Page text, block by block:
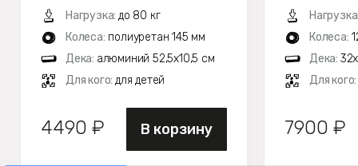
Нагрузка: до 80 кг
Колеса: полиуретан 145 мм
Дека: алюминий 52,5х10,5 см
Для кого: для детей
4490 ₽ В корзину
Колеса:
Дека:
Для кого:
7900 ₽